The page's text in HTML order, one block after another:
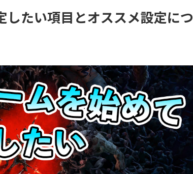
したい項目とオススメ設定につ